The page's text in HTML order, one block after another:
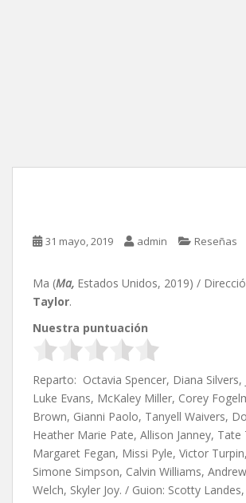
31 mayo, 2019 admin Reseñas
Ma (Ma, Estados Unidos, 2019) /
Taylor.
Nuestra puntuación
Reparto: Octavia Spencer, Diana Silvers,
Luke Evans, McKaley Miller, Corey
Brown, Gianni Paolo, Tanyell Waivers,
Heather Marie Pate, Allison Janney, Tate
Margaret Fegan, Missi Pyle, Victor
Simone Simpson, Calvin Williams,
Welch, Skyler Joy. / Guion: Scotty